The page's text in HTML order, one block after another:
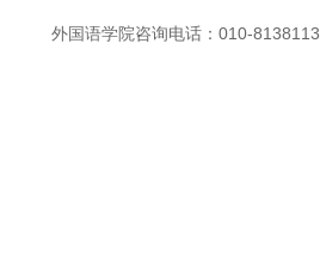
外国语学院咨询电话：010-